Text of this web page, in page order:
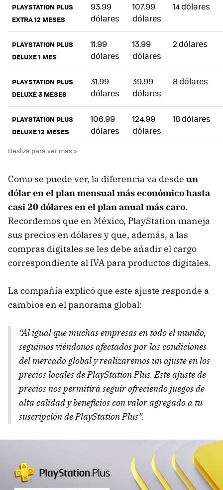
PLAYSTATION PLUS
EXTRA 12 MESES
93.99
dólares
107.99
dólares
14 dólares
PLAYSTATION PLUS
DELUXE 1 MES
11.99
dólares
13.99
dólares
2 dólares
PLAYSTATION PLUS
DELUXE 3 MESES
31.99
dólares
39.99
dólares
8 dólares
PLAYSTATION PLUS
DELUXE 12 MESES
106.99
dólares
124.99
dólares
18 dólares
Como se puede ver, la diferencia va desde un
dólar en el plan mensual más económico hasta
casi 20 dólares en el plan anual más caro.
Recordemos que en México, PlayStation maneja
sus precios en dólares y que, además, a las
compras digitales se les debe añadir el cargo
correspondiente al IVA para productos digitales.
La compañía explicó que este ajuste responde a
cambios en el panorama global:
“Al igual que muchas empresas en todo el mundo,
seguimos viéndonos afectados por las condiciones
del mercado global y realizaremos un ajuste en los
precios locales de PlayStation Plus. Este ajuste de
precios nos permitirá seguir ofreciendo juegos de
alta calidad y beneficios con valor agregado a tu
suscripción de PlayStation Plus”.